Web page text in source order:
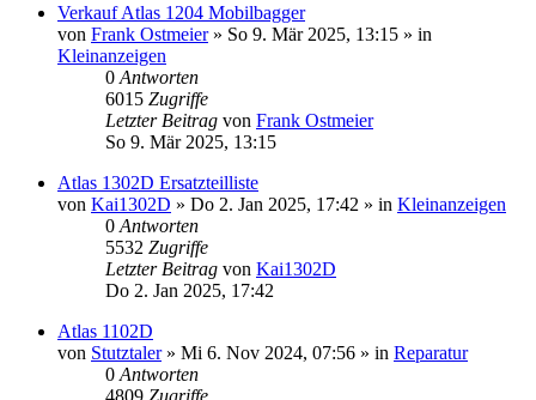
Verkauf Atlas 1204 Mobilbagger
von Frank Ostmeier» So 9. Mär 2025, 13:15 » in
Kleinanzeigen
0 Antworten
6015 Zugriffe
Letzter Beitrag von Frank Ostmeier
So 9. Mär 2025, 13:15
Atlas 1302D Ersatzteilliste
von Kai1302D » Do 2. Jan 2025, 17:42 » in Kleinanzeigen
0 Antworten
5532 Zugriffe
Letzter Beitrag von Kai1302D
Do 2. Jan 2025, 17:42
Atlas 1102D
von Stutztaler» Mi 6. Nov 2024, 07:56 » in Reparatur
0 Antworten
4809 Zugriffe